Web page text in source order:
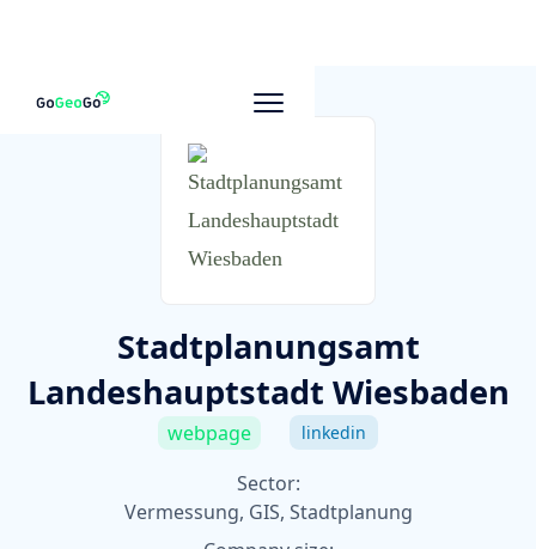
To other companies
Stadtplanungsamt
Landeshauptstadt Wiesbaden
webpage linkedin
Sector:
Vermessung, GIS, Stadtplanung